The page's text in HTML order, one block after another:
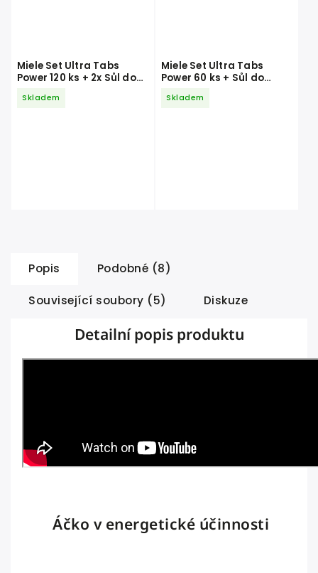
Miele Set Ultra Tabs
Power 120 ks + 2x Sůl do
500 ml
Skladem
Miele Set Ultra Tabs
Power 60 ks + Sůl do
500 ml
Skladem
Popis Podobné (8)
Související soubory (5) Diskuze
Detailní popis produktu
Áčko v energetické účinnosti